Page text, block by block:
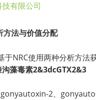
有限公司
方法与价值分配
于NRC使用两种分析方
沟藻毒素2&3dcGTX2&3
2、